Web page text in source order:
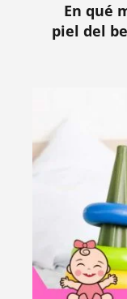
En qué
piel del